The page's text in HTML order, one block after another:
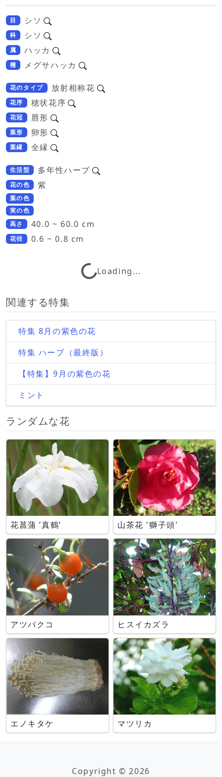
目 シソ
科 シソ
属 ハッカ
種 メグサハッカ
花のタイプ 放射相称花
花序 穂状花序
花冠 唇形
葉形 卵形
葉縁 全縁
生活型 多年性ハーブ
花の色 紫
葉の色
実の色
高さ
40.0 ~ 60.0 cm
花径 0.6 ~ 0.8 cm
Loading...Loading...
関連する特集
特集 8月の紫色の花
特集 ハーブ（最終版）
【特集】9月の紫色の花
ミント
ランダムな花
花菖蒲 ’真鶴’ 山茶花 '獅子頭'
アツバクコ ヒスイカズラ
エノキタケ マツリカ
Copyright © 2026